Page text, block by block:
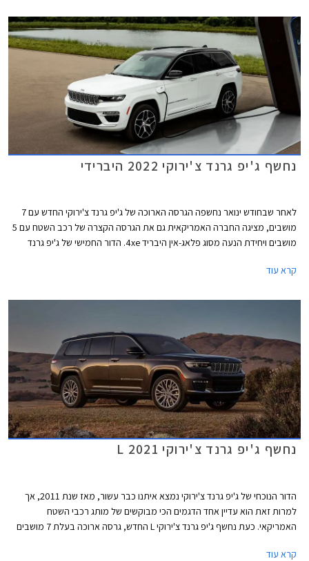
נחשף ג'יפ גרנד צ'ירוקי 2022 היברידי
לאחר שבחודש ינואר נחשפה הגרסה הארוכה של ג'יפ גרנד צ'ירוקי החדש עם 7
מושבים, מציגה החברה האמריקאית גם את הגרסה הקצרה של רכב השטח עם 5
מושבים ויחידת הנעה מסוג פלאג-אין היבריד 4xe. הדור החמישי של ג'יפ גרנד
הרכב של ניו יורק בחודש אוגוסט הקרוב.
קרא עוד
נחשף ג'יפ גרנד צ'ירוקי L 2021
הדור הנוכחי של ג'יפ גרנד צ'ירוקי נמצא איתנו כבר עשור, מאז שנת 2011, אך
למרות זאת הוא עדיין אחד הדגמים הכי מבוקשים של מותג רכבי השטח
האמריקאי. כעת נחשף ג'יפ גרנד צ'ירוקי L החדש, גרסה ארוכה בעלת 7 מושבים
משמעותית לדור הבא של ג'יפ גרנד צ'ירוקי.
קרא עוד